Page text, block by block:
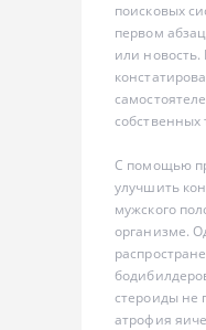
поисковых
первом
или
собственных
С помощью
улучшить
мужского
организме.
стероиды не
атрофия